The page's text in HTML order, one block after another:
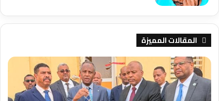
المقالات المميزة
بنك
السودان
يدشن
المحول